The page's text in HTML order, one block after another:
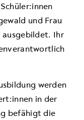
und Frau
ausgebildet. Ihr
werden
in der
befähigt die